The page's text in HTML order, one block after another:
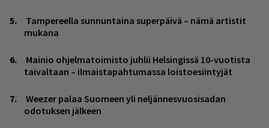
Tampereella sunnuntaina superpäivä – nämä artistit
mukana
Mainio ohjelmatoimisto juhlii Helsingissä 10-vuotista
taivaltaan – ilmaistapahtumassa loistoesiintyjät
Weezer palaa Suomeen yli neljännesvuosisadan
odotuksen jälkeen